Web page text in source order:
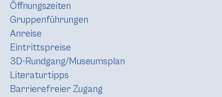
Öffnungszeiten
Gruppenführungen
Anreise
Eintrittspreise
3D-Rundgang/Museumsplan
Literaturtipps
Barrierefreier Zugang